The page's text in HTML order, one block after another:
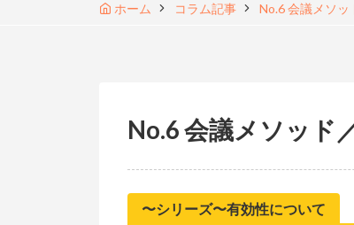
ホーム コラム記事 No.6 会議メソッ
No.6 会議メソッド
〜シリーズ〜有効性について